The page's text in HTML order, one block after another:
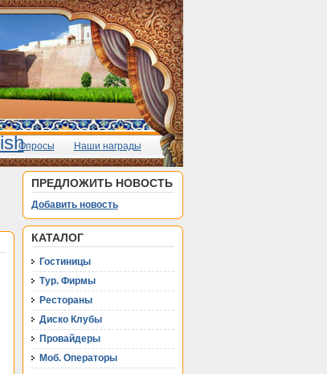
Опросы Наши награды
ПРЕДЛОЖИТЬ НОВОСТЬ
Добавить новость
КАТАЛОГ
Гостиницы
Тур. Фирмы
Рестораны
Диско Клубы
Провайдеры
Моб. Операторы